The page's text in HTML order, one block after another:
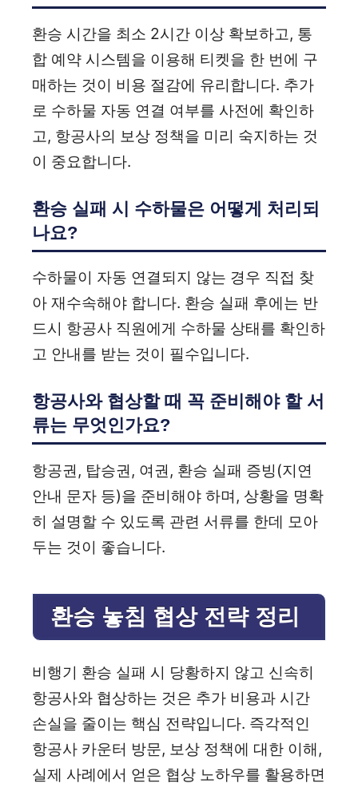
환승 시간을 최소 2시간 이상 확보하고, 통
합 예약 시스템을 이용해 티켓을 한 번에 구
매하는 것이 비용 절감에 유리합니다. 추가
로 수하물 자동 연결 여부를 사전에 확인하
고, 항공사의 보상 정책을 미리 숙지하는 것
이 중요합니다.
환승 실패 시 수하물은 어떻게 처리되
나요?
수하물이 자동 연결되지 않는 경우 직접 찾
아 재수속해야 합니다. 환승 실패 후에는 반
드시 항공사 직원에게 수하물 상태를 확인하
고 안내를 받는 것이 필수입니다.
항공사와 협상할 때 꼭 준비해야 할 서
류는 무엇인가요?
항공권, 탑승권, 여권, 환승 실패 증빙(지연
안내 문자 등)을 준비해야 하며, 상황을 명확
히 설명할 수 있도록 관련 서류를 한데 모아
두는 것이 좋습니다.
환승 놓침 협상 전략 정리
비행기 환승 실패 시 당황하지 않고 신속히
항공사와 협상하는 것은 추가 비용과 시간
손실을 줄이는 핵심 전략입니다. 즉각적인
항공사 카운터 방문, 보상 정책에 대한 이해,
실제 사례에서 얻은 협상 노하우를 활용하면